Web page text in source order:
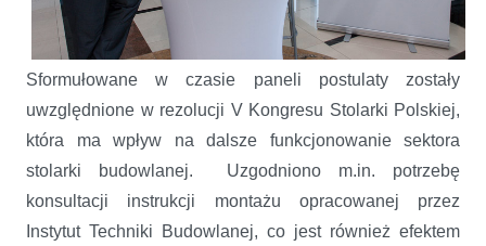
Sformułowane w czasie paneli postulaty zostały
uwzględnione w rezolucji V Kongresu Stolarki Polskiej,
która ma wpływ na dalsze funkcjonowanie sektora
stolarki budowlanej. Uzgodniono m.in. potrzebę
konsultacji instrukcji montażu opracowanej przez
Instytut Techniki Budowlanej, co jest również efektem